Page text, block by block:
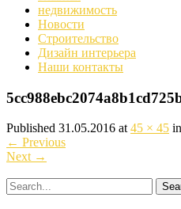
недвижимость
Новости
Строительство
Дизайн интерьера
Наши контакты
Published 31.05.2016 at 45 × 45 in
← Previous
Next →